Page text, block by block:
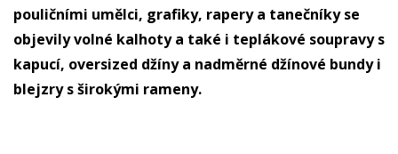
pouličními umělci, grafiky, rapery a tanečníky se
objevily volné kalhoty a také i teplákové soupravy s
kapucí, oversized džíny a nadměrné džínové bundy i
blejzry s širokými rameny.